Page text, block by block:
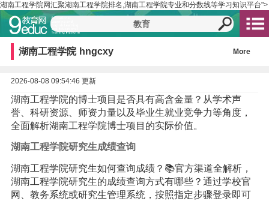
湖南工程学院网汇聚湖南工程学院排名,湖南工程学院专业和分数线等学习知识平台">
湖南工程学院 hngcxy More
2026-08-08 09:54:46 更新
湖南工程学院的博士项目是否具有高含金量？从学术声
誉、科研资源、师资力量以及毕业生就业竞争力等角度，
全面解析湖南工程学院博士项目的实际价值。
湖南工程学院研究生成绩查询
湖南工程学院研究生如何查询成绩？📚官方渠道全解析，
湖南工程学院研究生的成绩查询方式有哪些？通过学校官
网、教务系统或研究生管理系统，按照指定步骤登录即可